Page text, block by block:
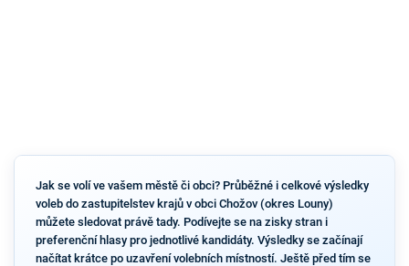
Jak se volí ve vašem městě či obci? Průběžné i celkové výsledky
voleb do zastupitelstev krajů v obci Chožov (okres Louny)
můžete sledovat právě tady. Podívejte se na zisky stran i
preferenční hlasy pro jednotlivé kandidáty. Výsledky se začínají
načítat krátce po uzavření volebních místností. Ještě před tím se